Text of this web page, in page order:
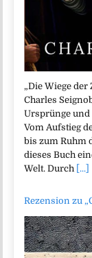
„Die Wiege
Charles
Ursprünge
Vom Aufstieg
bis zum Ruhm
dieses Buch
Welt. Durch [...]
Rezension zu